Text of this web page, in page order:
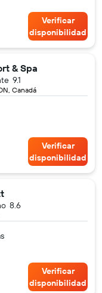
Verificar
disponibilidad
& Spa
Canadá
9.1
Verificar
disponibilidad
8.6
Verificar
disponibilidad